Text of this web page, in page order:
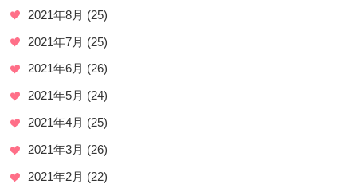
2021年8月 (25)
2021年7月 (25)
2021年6月 (26)
2021年5月 (24)
2021年4月 (25)
2021年3月 (26)
2021年2月 (22)